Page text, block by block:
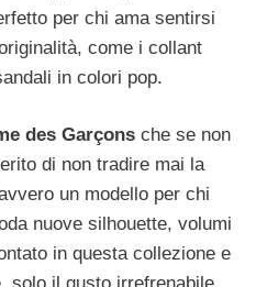
per chi ama sentirsi
come i collant
in colori pop.
des Garçons che se non
di non tradire mai la
un modello per chi
nuove silhouette, volumi
in questa collezione e